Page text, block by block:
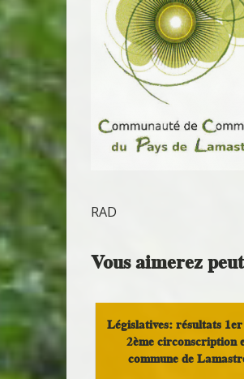
RAD
Vous aimerez
Législatives: résultats
2ème circonscription
commune de